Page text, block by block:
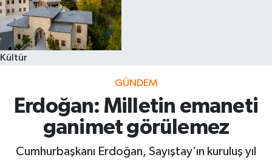
Kültür
GÜNDEM
Erdoğan: Milletin emaneti
ganimet görülemez
Cumhurbaşkanı Erdoğan, Sayıştay’ın kuruluş yıl